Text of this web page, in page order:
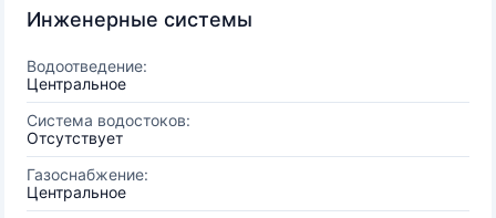
Инженерные системы
Водоотведение:
Центральное
Система водостоков:
Отсутствует
Газоснабжение:
Центральное